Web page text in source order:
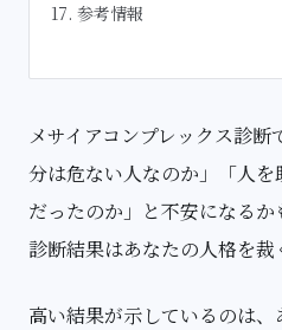
参考情報
メサイアコンプレックス診
分は危ない人なのか」「人
だったのか」と不安になるか
診断結果はあなたの人格を裁
高い結果が示しているのは、